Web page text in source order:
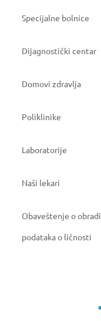
Specijalne bolnice
Dijagnostički centar
Domovi zdravlja
Poliklinike
Laboratorije
Naši lekari
Obaveštenje o obradi
podataka o ličnosti